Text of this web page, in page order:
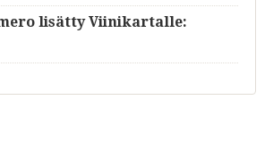
lisätty Viinikartalle: